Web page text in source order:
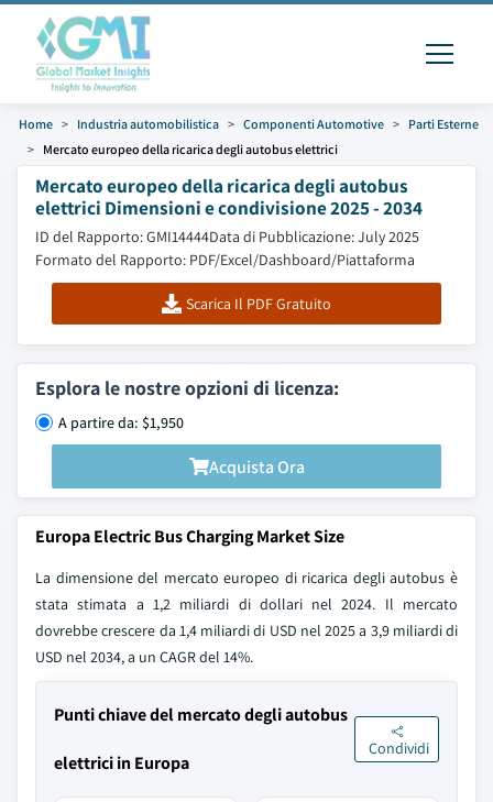
Home Industria automobilistica Componenti Automotive
Parti Esterne
Mercato europeo della ricarica degli autobus elettrici
Mercato europeo della ricarica degli autobus
elettrici Dimensioni e condivisione 2025 - 2034
ID del Rapporto: GMI14444Data di Pubblicazione: July 2025
Formato del Rapporto: PDF/Excel/Dashboard/Piattaforma
Scarica Il PDF Gratuito
Esplora le nostre opzioni di licenza:
A partire da: $1,950
Acquista Ora
Europa Electric Bus Charging Market Size
La dimensione del mercato europeo di ricarica degli autobus è
stata stimata a 1,2 miliardi di dollari nel 2024. Il mercato
dovrebbe crescere da 1,4 miliardi di USD nel 2025 a 3,9 miliardi di
USD nel 2034, a un CAGR del 14%.
Punti chiave del mercato degli autobus
elettrici in Europa
Condividi